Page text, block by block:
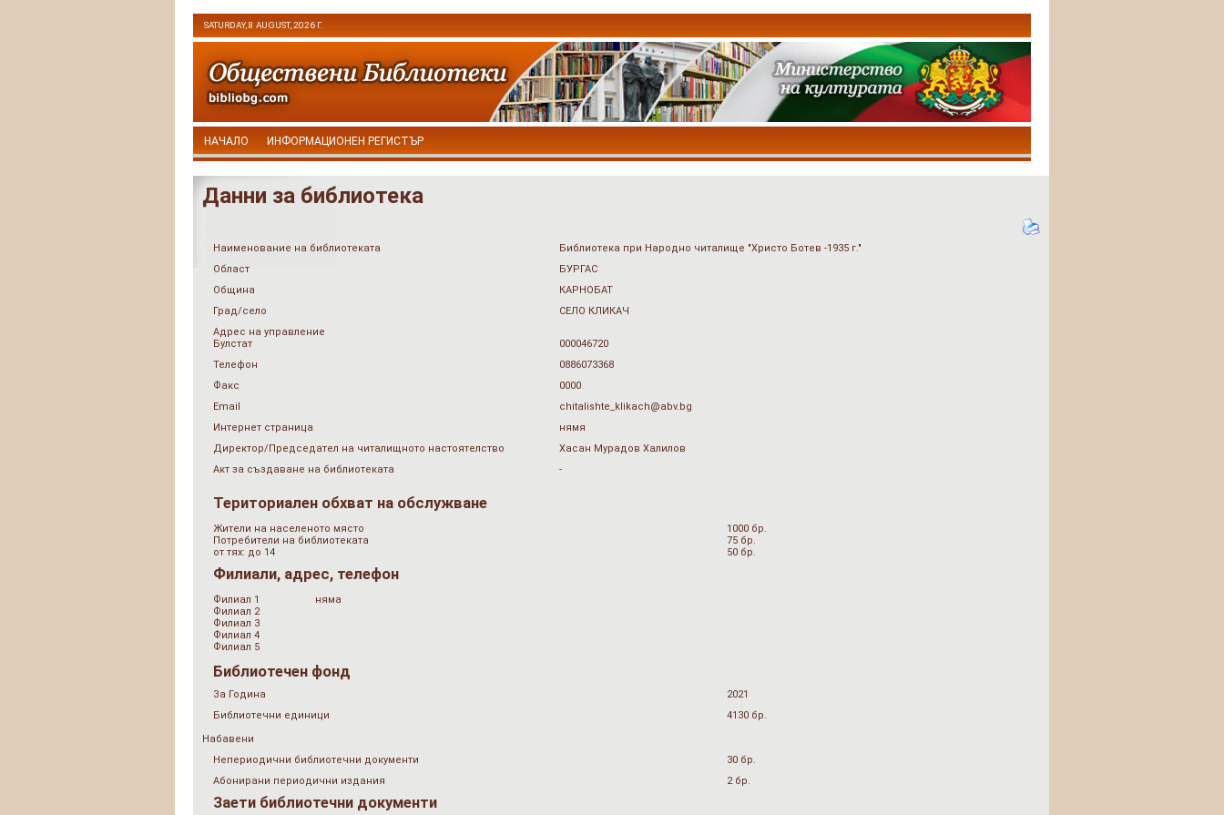
SATURDAY, 8 AUGUST, 2026 Г.
НАЧАЛО ИНФОРМАЦИОНЕН РЕГИСТЪР
Данни за библиотека
Наименование на библиотеката
Библиотека при Народно читалище "Христо Ботев -1935 г."
Област
БУРГАС
Община
КАРНОБАТ
Град/село
СЕЛО КЛИКАЧ
Адрес на управление
Булстат
000046720
Телефон
0886073368
Факс
0000
Email
chitalishte_klikach@abv.bg
Интернет страница
нямя
Директор/Председател на читалищното настоятелство
Хасан Мурадов Халилов
Акт за създаване на библиотеката
-
Териториален обхват на обслужване
Жители на населеното място
1000 бр.
Потребители на библиотеката
75 бр.
от тях: до 14
50 бр.
Филиали, адрес, телефон
Филиал 1
няма
Филиал 2
Филиал 3
Филиал 4
Филиал 5
Библиотечен фонд
За Година
2021
Библиотечни единици
4130 бр.
Набавени
Непериодични библиотечни документи
30 бр.
Абонирани периодични издания
2 бр.
Заети библиотечни документи